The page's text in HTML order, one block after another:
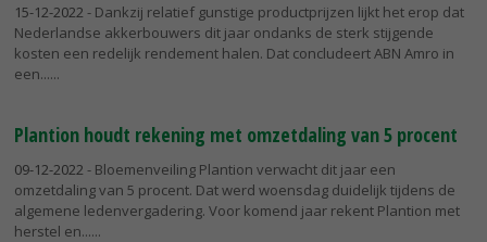
15-12-2022 - Dankzij relatief gunstige productprijzen lijkt het erop dat
Nederlandse akkerbouwers dit jaar ondanks de sterk stijgende
kosten een redelijk rendement halen. Dat concludeert ABN Amro in
een...
Plantion houdt rekening met omzetdaling van 5 procent
09-12-2022 - Bloemenveiling Plantion verwacht dit jaar een
omzetdaling van 5 procent. Dat werd woensdag duidelijk tijdens de
algemene ledenvergadering. Voor komend jaar rekent Plantion met
herstel en...